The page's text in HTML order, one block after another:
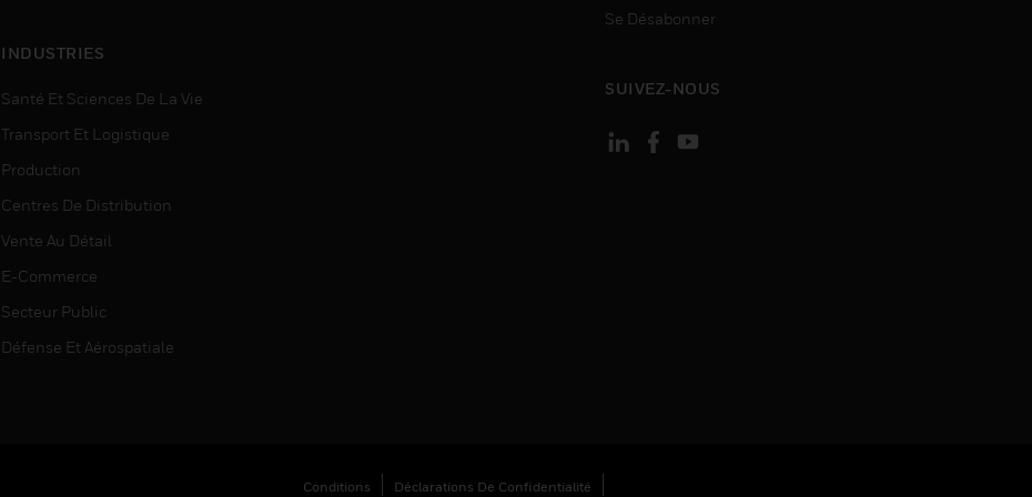
INDUSTRIES
Santé Et Sciences De La Vie
Transport Et Logistique
Production
Centres De Distribution
Vente Au Détail
E-Commerce
Secteur Public
Défense Et Aérospatiale
Se Désabonner
SUIVEZ-NOUS
Conditions Déclarations De Confidentialité